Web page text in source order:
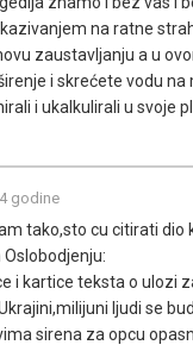
na ratne
zaustavljanju a u
i skrećete vodu na
i ukalkulirali u svoje
godine
tako,sto cu citirati dio
i kartice teksta o ulozi
ljudi se
sirena za opcu